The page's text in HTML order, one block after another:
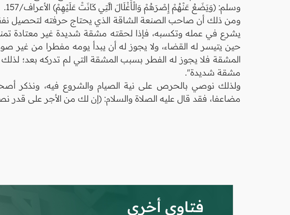
وسلم: (وَيَضَعُ عَنْهُمْ إِصْرَهُمْ وَالْأَغْلَالَ الَّتِي كَانَتْ عَلَيْهِمْ) الأعراف/157.
ومن ذلك أن صاحب الصنعة الشاقة الذي يحتاج حرفته لتحصيل
يشرع في عمله وتكسبه، فإذا لحقته مشقة شديدة غير معتادة
حين يتيسر له القضاء، ولا يجوز له أن يبدأ يومه مفطرا من غير
المشقة فلا يجوز له الفطر بسبب المشقة التي لم تدركه بعد؛ لذلك
مشقة شديدة".
ولذلك نوصي بالحرص على نية الصيام والشروع فيه، ونذكر
مضاعفا، فقد قال عليه الصلاة والسلام: (إن لك من الأجر على قدر
فتاوى أخرى